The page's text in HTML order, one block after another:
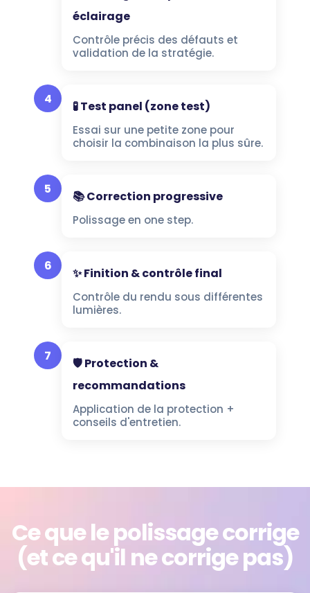
éclairage
Contrôle précis des défauts et
validation de la stratégie.
4 🧪 Test panel (zone test)
Essai sur une petite zone pour
choisir la combinaison la plus sûre.
5 📚 Correction progressive
Polissage en one step.
6 ✨ Finition & contrôle final
Contrôle du rendu sous différentes
lumières.
7
🛡️ Protection &
recommandations
Application de la protection +
conseils d'entretien.
Ce que le polissage corrige
(et ce qu'il ne corrige pas)